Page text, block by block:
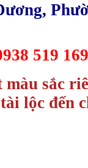
519
sắc
lộc đến